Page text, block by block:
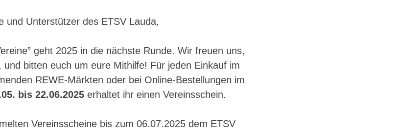
und Unterstützer des ETSV Lauda,
geht 2025 in die nächste Runde. Wir freuen uns,
bitten euch um eure Mithilfe! Für jeden Einkauf im
REWE-Märkten oder bei Online-Bestellungen im
bis 22.06.2025 erhaltet ihr einen Vereinsschein.
Vereinsscheine bis zum 06.07.2025 dem ETSV